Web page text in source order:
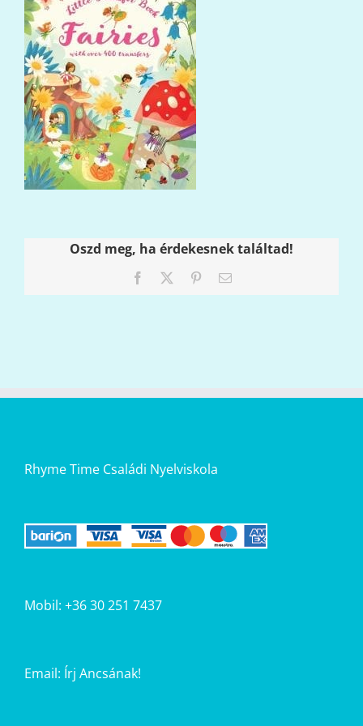
Oszd meg, ha érdekesnek találtad!
Facebook PinterestEmail:
Rhyme Time Családi Nyelviskola
Mobil: +36 30 251 7437
Email: Írj Ancsának!